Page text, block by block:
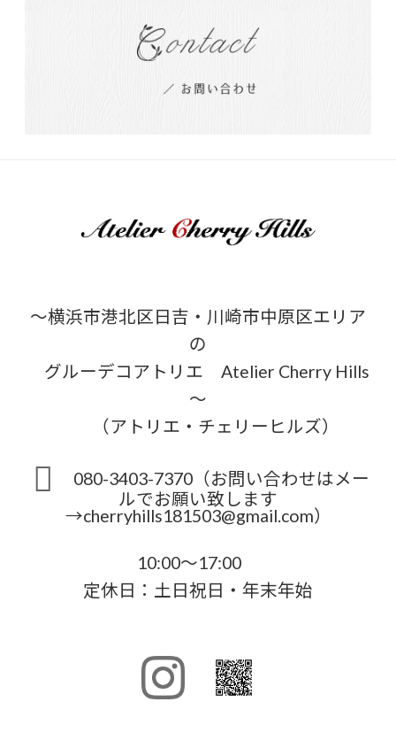
～横浜市港北区日吉・川崎市中原区エリア
の
グルーデコアトリエ Atelier Cherry Hills
～
（アトリエ・チェリーヒルズ）
080-3403-7370（お問い合わせはメー
ルでお願い致します
→cherryhills181503@gmail.com）
10:00～17:00
定休日：土日祝日・年末年始